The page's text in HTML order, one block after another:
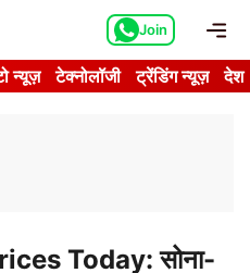
Join
न्यूज़ टेक्नोलॉजी ट्रेंडिंग न्यूज़ देश
Today: सोना-